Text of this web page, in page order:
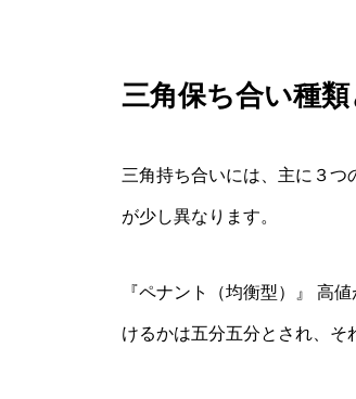
三角保ち合い種
三角持ち合いには、主に３つ
が少し異なります。
『ペナント（均衡型）』 高
けるかは五分五分とされ、そ